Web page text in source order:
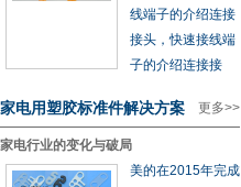
线端子的介绍连接
接头，快速接线端
子的介绍连接接
更多>>
家电用塑胶标准件解决方案
家电行业的变化与破局
美的在2015年完成